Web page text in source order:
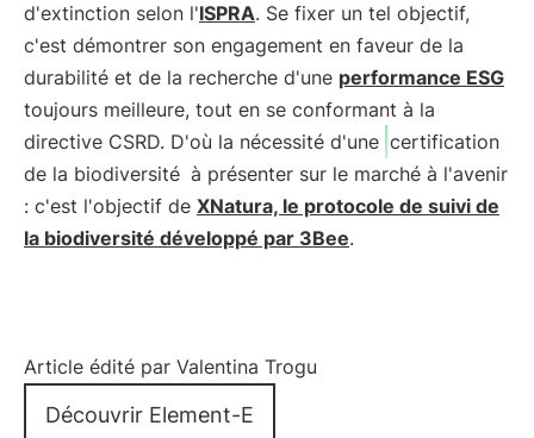
d'extinction selon l'ISPRA. Se fixer un tel objectif,
c'est démontrer son engagement en faveur de la
durabilité et de la recherche d'une performance ESG
toujours meilleure, tout en se conformant à la
directive CSRD. D'où la nécessité d'une certification
de la biodiversité à présenter sur le marché à l'avenir
: c'est l'objectif de XNatura, le protocole de suivi de
la biodiversité développé par 3Bee.
Article édité par Valentina Trogu
Découvrir Element-E